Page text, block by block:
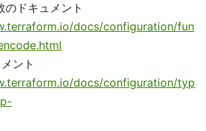
ドキュメント
docs/configuration/fun
ント
docs/configuration/typ